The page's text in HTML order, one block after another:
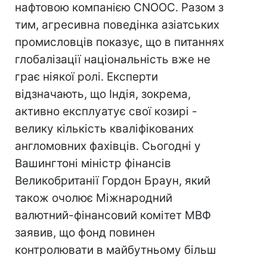
нафтовою компанією CNOOC. Разом з
тим, агресивна поведінка азіатських
промисловців показує, що в питаннях
глобалізації національність вже не
грає ніякої ролі. Експерти
відзначають, що Індія, зокрема,
активно експлуатує свої козирі -
велику кількість кваліфікованих
англомовних фахівців. Сьогодні у
Вашингтоні міністр фінансів
Великобританії Гордон Браун, який
також очолює Міжнародний
валютний-фінансовий комітет МВФ
заявив, що фонд повинен
контролювати в майбутньому більш